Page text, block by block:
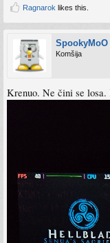
Ragnarok likes this.
SpookyMoO
Komšija
Krenuo. Ne čini se losa.